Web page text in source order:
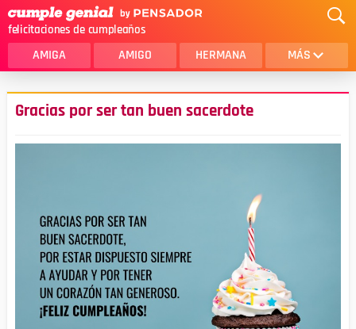
felicitaciones de cumpleaños
AMIGA AMIGO HERMANA MÁS
MAMA
AMOR
HIJO
NOVIA
ESPOSO
PAPA
HOMBRE
TIA
CUÑADA
ALGUIEN ESPECIAL
PRIMO
Gracias por ser tan buen sacerdote